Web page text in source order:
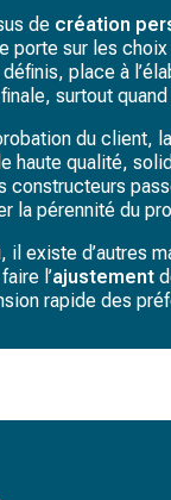
de création
porte sur les
place à
surtout quand
du client, la
haute qualité,
constructeurs
la pérennité du
il existe d’autres
l’ajustement
rapide des